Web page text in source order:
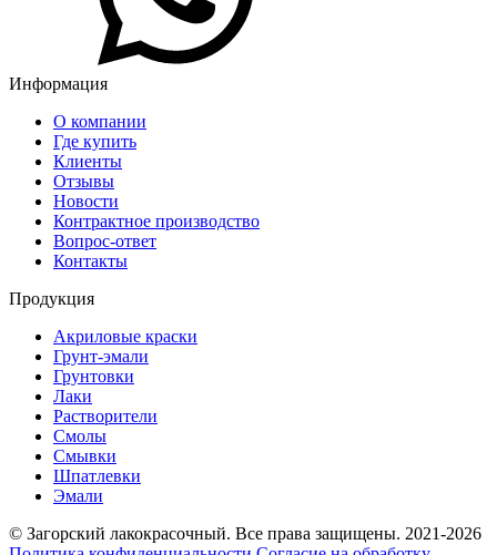
Информация
О компании
Где купить
Клиенты
Отзывы
Новости
Контрактное производство
Вопрос-ответ
Контакты
Продукция
Акриловые краски
Грунт-эмали
Грунтовки
Лаки
Растворители
Смолы
Смывки
Шпатлевки
Эмали
© Загорский лакокрасочный. Все права защищены. 2021-2026